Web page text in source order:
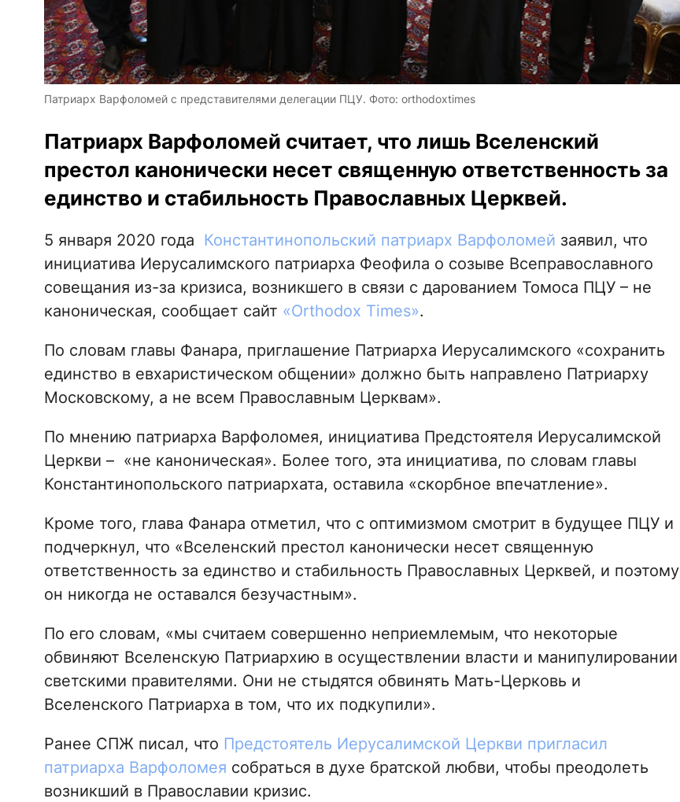
Патриарх Варфоломей с представителями делегации ПЦУ. Фото: orthodoxtimes
Патриарх Варфоломей считает, что лишь Вселенский
престол канонически несет священную ответственность за
единство и стабильность Православных Церквей.
5 января 2020 года Константинопольский патриарх Варфоломей заявил, что
инициатива Иерусалимского патриарха Феофила о созыве Всеправославного
совещания из-за кризиса, возникшего в связи с дарованием Томоса ПЦУ – не
каноническая, сообщает сайт «Оrthodox Тimes».
По словам главы Фанара, приглашение Патриарха Иерусалимского «сохранить
единство в евхаристическом общении» должно быть направлено Патриарху
Московскому, а не всем Православным Церквам».
По мнению патриарха Варфоломея, инициатива Предстоятеля Иерусалимской
Церкви – «не каноническая». Более того, эта инициатива, по словам главы
Константинопольского патриархата, оставила «скорбное впечатление».
Кроме того, глава Фанара отметил, что с оптимизмом смотрит в будущее ПЦУ и
подчеркнул, что «Вселенский престол канонически несет священную
ответственность за единство и стабильность Православных Церквей, и поэтому
он никогда не оставался безучастным».
По его словам, «мы считаем совершенно неприемлемым, что некоторые
обвиняют Вселенскую Патриархию в осуществлении власти и манипулировании
светскими правителями. Они не стыдятся обвинять Мать-Церковь и
Вселенского Патриарха в том, что их подкупили».
Ранее СПЖ писал, что Предстоятель Иерусалимской Церкви пригласил
патриарха Варфоломея собраться в духе братской любви, чтобы преодолеть
возникший в Православии кризис.